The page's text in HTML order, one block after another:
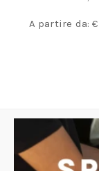
A partire da:€